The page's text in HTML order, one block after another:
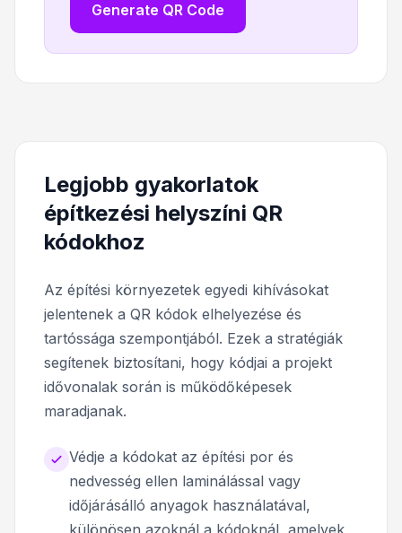
Generate QR Code
Legjobb gyakorlatok
építkezési helyszíni QR
kódokhoz
Az építési környezetek egyedi kihívásokat
jelentenek a QR kódok elhelyezése és
tartóssága szempontjából. Ezek a stratégiák
segítenek biztosítani, hogy kódjai a projekt
idővonalak során is működőképesek
maradjanak.
Védje a kódokat az építési por és
nedvesség ellen laminálással vagy
időjárásálló anyagok használatával,